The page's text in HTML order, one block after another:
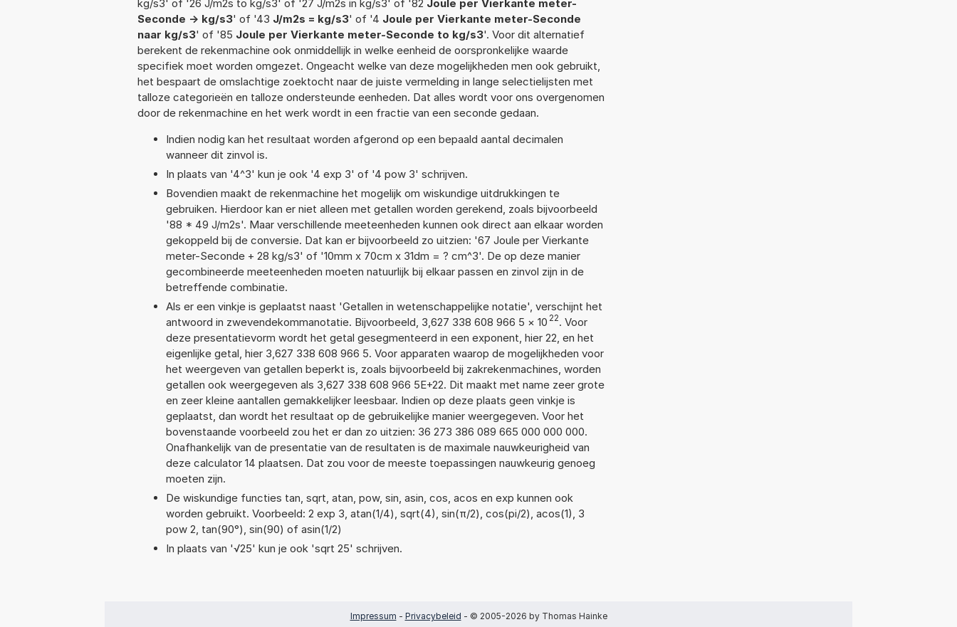
kg/s3' of '26 J/m2s to kg/s3' of '27 J/m2s in kg/s3' of '82 Joule per Vierkante meter-
Seconde -> kg/s3' of '43 J/m2s = kg/s3' of '4 Joule per Vierkante meter-Seconde
naar kg/s3' of '85 Joule per Vierkante meter-Seconde to kg/s3'. Voor dit alternatief
berekent de rekenmachine ook onmiddellijk in welke eenheid de oorspronkelijke waarde
specifiek moet worden omgezet. Ongeacht welke van deze mogelijkheden men ook gebruikt,
het bespaart de omslachtige zoektocht naar de juiste vermelding in lange selectielijsten met
talloze categorieën en talloze ondersteunde eenheden. Dat alles wordt voor ons overgenomen
door de rekenmachine en het werk wordt in een fractie van een seconde gedaan.
Indien nodig kan het resultaat worden afgerond op een bepaald aantal decimalen
wanneer dit zinvol is.
In plaats van '4^3' kun je ook '4 exp 3' of '4 pow 3' schrijven.
Bovendien maakt de rekenmachine het mogelijk om wiskundige uitdrukkingen te
gebruiken. Hierdoor kan er niet alleen met getallen worden gerekend, zoals bijvoorbeeld
'88 * 49 J/m2s'. Maar verschillende meeteenheden kunnen ook direct aan elkaar worden
gekoppeld bij de conversie. Dat kan er bijvoorbeeld zo uitzien: '67 Joule per Vierkante
meter-Seconde + 28 kg/s3' of '10mm x 70cm x 31dm = ? cm^3'. De op deze manier
gecombineerde meeteenheden moeten natuurlijk bij elkaar passen en zinvol zijn in de
betreffende combinatie.
Als er een vinkje is geplaatst naast 'Getallen in wetenschappelijke notatie', verschijnt het
antwoord in zwevendekommanotatie. Bijvoorbeeld, 3,627 338 608 966 5 × 10 22. Voor
deze presentatievorm wordt het getal gesegmenteerd in een exponent, hier 22, en het
eigenlijke getal, hier 3,627 338 608 966 5. Voor apparaten waarop de mogelijkheden voor
het weergeven van getallen beperkt is, zoals bijvoorbeeld bij zakrekenmachines, worden
getallen ook weergegeven als 3,627 338 608 966 5E+22. Dit maakt met name zeer grote
en zeer kleine aantallen gemakkelijker leesbaar. Indien op deze plaats geen vinkje is
geplaatst, dan wordt het resultaat op de gebruikelijke manier weergegeven. Voor het
bovenstaande voorbeeld zou het er dan zo uitzien: 36 273 386 089 665 000 000 000.
Onafhankelijk van de presentatie van de resultaten is de maximale nauwkeurigheid van
deze calculator 14 plaatsen. Dat zou voor de meeste toepassingen nauwkeurig genoeg
moeten zijn.
De wiskundige functies tan, sqrt, atan, pow, sin, asin, cos, acos en exp kunnen ook
worden gebruikt. Voorbeeld: 2 exp 3, atan(1/4), sqrt(4), sin(π/2), cos(pi/2), acos(1), 3
pow 2, tan(90°), sin(90) of asin(1/2)
In plaats van '√25' kun je ook 'sqrt 25' schrijven.
Impressum - Privacybeleid - © 2005-2026 by Thomas Hainke